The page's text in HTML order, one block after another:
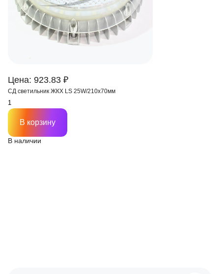
Цена: 923.83 ₽
СД светильник ЖКХ LS 25W/210х70мм
В наличии
В корзину